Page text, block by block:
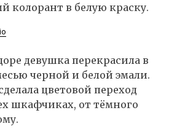
колорант в белую краску.
девушка перекрасила в
черной и белой эмали.
цветовой переход
шкафчиках, от тёмного